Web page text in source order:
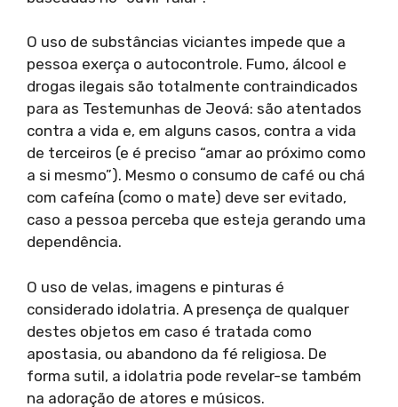
O uso de substâncias viciantes impede que a
pessoa exerça o autocontrole. Fumo, álcool e
drogas ilegais são totalmente contraindicados
para as Testemunhas de Jeová: são atentados
contra a vida e, em alguns casos, contra a vida
de terceiros (e é preciso “amar ao próximo como
a si mesmo”). Mesmo o consumo de café ou chá
com cafeína (como o mate) deve ser evitado,
caso a pessoa perceba que esteja gerando uma
dependência.
O uso de velas, imagens e pinturas é
considerado idolatria. A presença de qualquer
destes objetos em caso é tratada como
apostasia, ou abandono da fé religiosa. De
forma sutil, a idolatria pode revelar-se também
na adoração de atores e músicos.